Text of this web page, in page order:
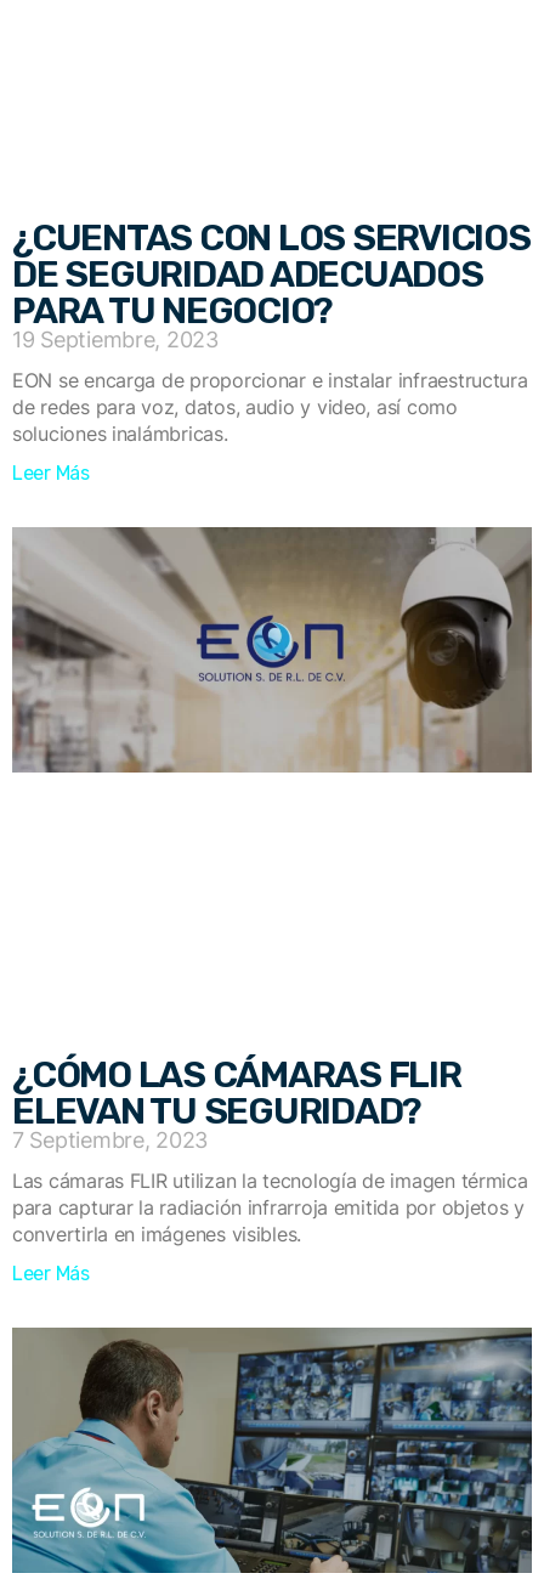
¿CUENTAS CON LOS SERVICIOS
DE SEGURIDAD ADECUADOS
PARA TU NEGOCIO?
19 Septiembre, 2023
EON se encarga de proporcionar e instalar infraestructura
de redes para voz, datos, audio y video, así como
soluciones inalámbricas.
Leer Más
¿CÓMO LAS CÁMARAS FLIR
ELEVAN TU SEGURIDAD?
7 Septiembre, 2023
Las cámaras FLIR utilizan la tecnología de imagen térmica
para capturar la radiación infrarroja emitida por objetos y
convertirla en imágenes visibles.
Leer Más